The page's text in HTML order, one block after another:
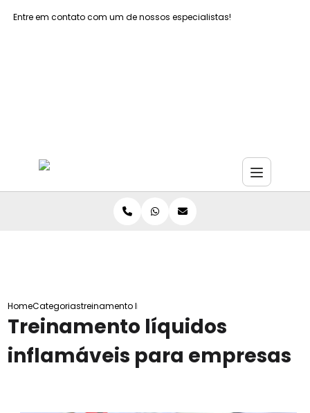
Entre em contato com um de nossos especialistas!
HomeCategoriastreinamento liquidos inflamaveis empresas
Treinamento líquidos
inflamáveis para empresas